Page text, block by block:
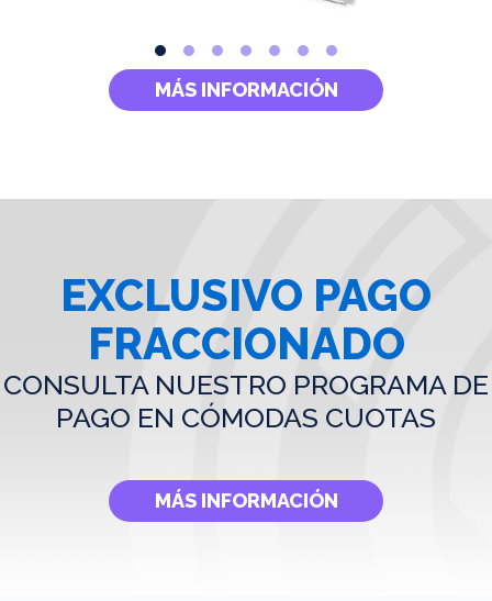
MÁS INFORMACIÓN
EXCLUSIVO PAGO
FRACCIONADO
CONSULTA NUESTRO PROGRAMA DE
PAGO EN CÓMODAS CUOTAS
MÁS INFORMACIÓN